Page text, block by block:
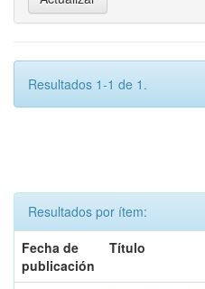
Resultados 1-1 de 1.
Resultados por ítem:
Fecha de
publicación
Título